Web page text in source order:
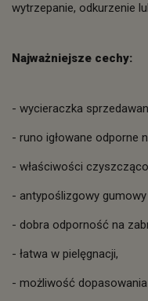
wytrzepanie, odkurzenie
Najważniejsze cechy:
- wycieraczka
- runo igłowane odporne
- właściwości
- antypoślizgowy
- dobra odporność na
- łatwa w pielęgnacji,
- możliwość